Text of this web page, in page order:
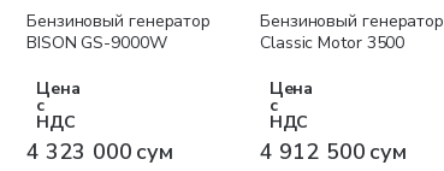
Бесплатная доставка
Бензиновый генератор
BISON GS-9000W
Цена
с
НДС
4 323 000 сум
Бесплатная доставка
Бензиновый генератор
Classic Motor 3500
Цена
с
НДС
4 912 500 сум